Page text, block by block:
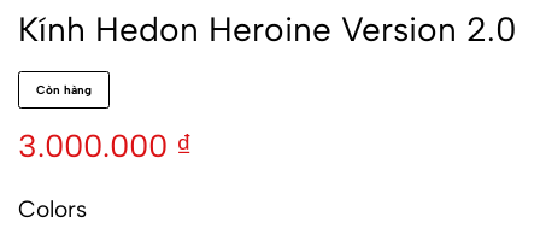
Kính Hedon Heroine Version 2.0
Còn hàng
3.000.000 ₫
Colors